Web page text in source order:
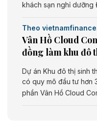
khách sạn nghỉ dưỡng
Theo
Vân Hồ Cloud
đồng làm khu đô
Dự án Khu đô thị sinh
có quy mô đầu tư hơn
phần Vân Hồ Cloud